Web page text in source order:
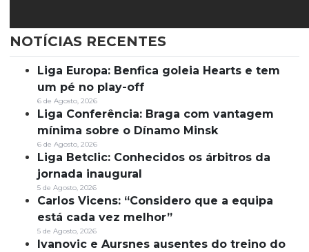
NOTÍCIAS RECENTES
Liga Europa: Benfica goleia Hearts e tem
um pé no play-off
6 de Agosto, 2026
Liga Conferência: Braga com vantagem
mínima sobre o Dínamo Minsk
6 de Agosto, 2026
Liga Betclic: Conhecidos os árbitros da
jornada inaugural
5 de Agosto, 2026
Carlos Vicens: “Considero que a equipa
está cada vez melhor”
5 de Agosto, 2026
Ivanovic e Aursnes ausentes do treino do